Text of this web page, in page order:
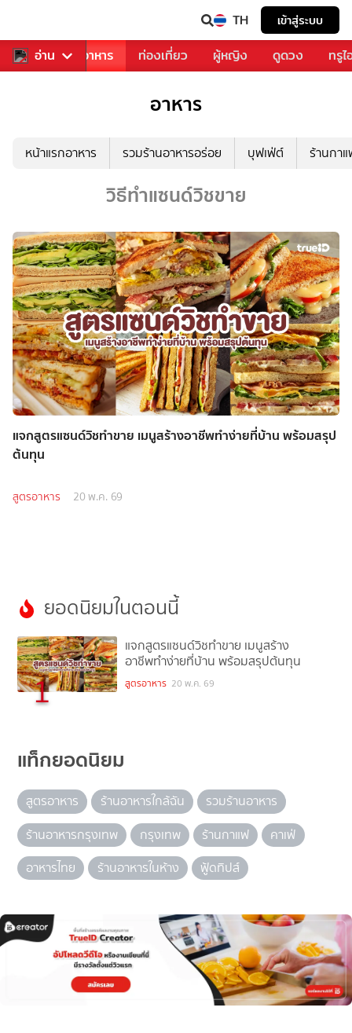
TH เข้าสู่ระบบ
อ่าน
การเพลง อาหาร ท่องเที่ยว ผู้หญิง ดูดวง ทรู
อาหาร
หน้าแรกอาหาร รวมร้านอาหารอร่อย บุฟเฟ่ต์ ร้านกา
วิธีทำแซนด์วิชขาย
แจกสูตรแซนด์วิชทำขาย เมนูสร้างอาชีพทำง่ายที่บ้าน พร้อมสรุป
ต้นทุน
สูตรอาหาร 20 พ.ค. 69
ยอดนิยมในตอนนี้
1
แจกสูตรแซนด์วิชทำขาย เมนูสร้าง
อาชีพทำง่ายที่บ้าน พร้อมสรุปต้นทุน
สูตรอาหาร 20 พ.ค. 69
แท็กยอดนิยม
สูตรอาหาร ร้านอาหารใกล้ฉัน
รวมร้านอาหาร
ร้านอาหารกรุงเทพ
กรุงเทพ ร้านกาแฟ
คาเฟ่
อาหารไทย
ร้านอาหารในห้าง ฟู้ดทิปส์